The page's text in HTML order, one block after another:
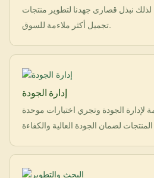
نبذل قصارى جهدنا لتطوير منتجات
تجميل أكثر ملاءمة للسوق.
إدارة الجودة
لإدارة الجودة وتجري اختبارات موحدة